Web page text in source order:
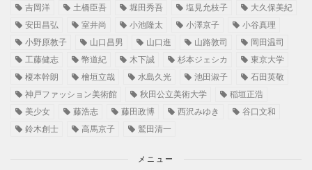
吉岡洋
土橋臣吾 堀田秀吾 塩見允枝子
大久保美紀
安田昌弘
室井尚 小池隆太 小澤京子
小谷真理
小野原教子
山口昌男 山口進 山路敦司
岡田温司
工藤健志
幣道紀 木下誠 杉本ジェシカ
東京大学
榎本幹朗
檜垣立哉 水島久光 池田淑子
石田英敬
神戸ファッション美術館
秋田公立美術大学
稲垣正浩
美少女
藤浩志 藤田政博 西沢みゆき
谷口文和
鈴木創士
高馬京子 鷲田清一
メニュー